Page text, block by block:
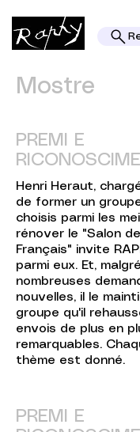
Mostre
PREMI E
Henri Heraut,
de former un
choisis parmi les
rénover le "Salon
Français" invite
parmi eux. Et,
nombreuses
nouvelles, il le
groupe qu'il
envois de plus en
remarquables.
thème est donné.
PREMI E